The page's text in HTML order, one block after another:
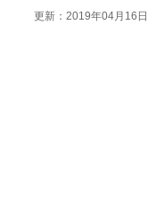
更新：2019年04月16日